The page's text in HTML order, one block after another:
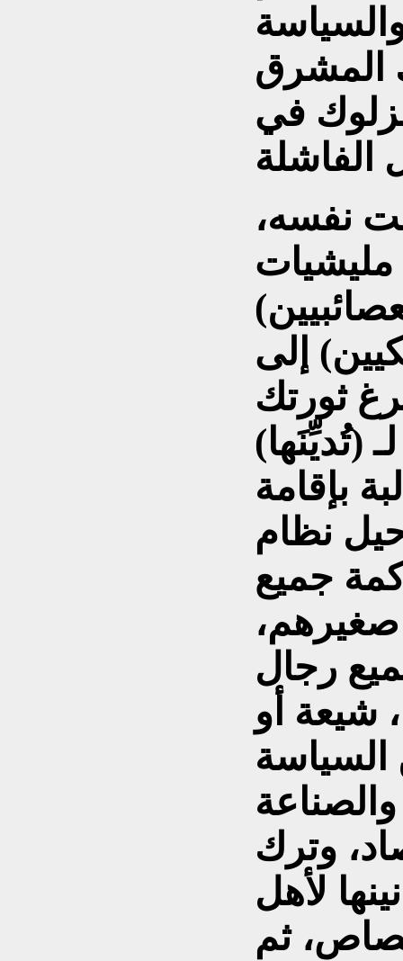
المشرق
في
نفسه،
إلى
ثورتك
(تُديِّنَها)
بإقامة
نظام
جميع
صغيرهم،
رجال
شيعة أو
السياسة
والصناعة
وترك
لأهل
ثم